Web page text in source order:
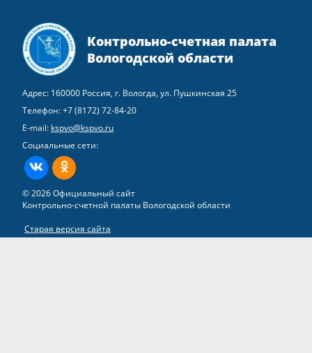
Контрольно-счетная палата
Вологодской области
Адрес: 160000 Россия, г. Вологда, ул. Пушкинская 25
Телефон:+7 (8172) 72-84-20
E-mail: kspvo@kspvo.ru
Социальные сети:
ВКонтактеОдноклассники
© 2026 Официальный сайт
Контрольно-счетной палаты Вологодской области
Старая версия сайта